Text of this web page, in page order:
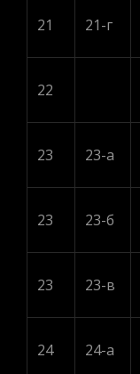
21 21-г
22
23 23-a
23 23-б
23 23-в
24 24-а